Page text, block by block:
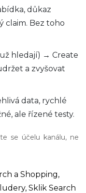
důkaz
claim. Bez toho
hledají) → Create
a zvyšovat
data, rychlé
ale řízené testy.
se účelu kanálu, ne
a Shopping,
Sklik Search